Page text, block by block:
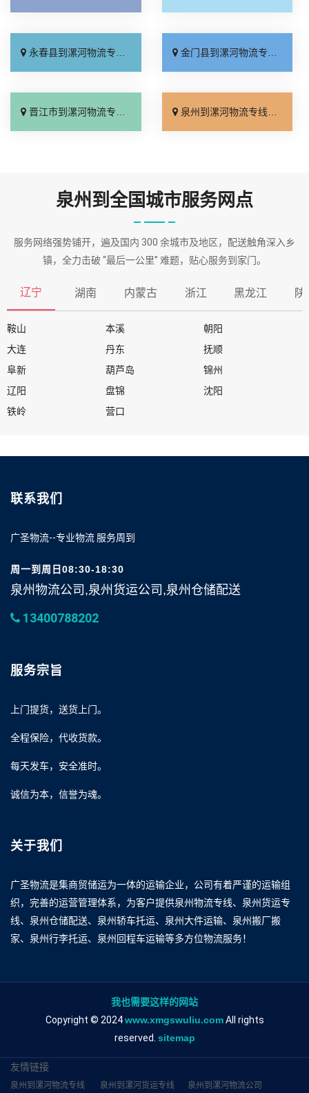
永春县到漯河物流专线_快速响应「市县派送」 金门县到漯河物流专线_保证时效「全程无虑」
晋江市到漯河物流专线_多久能到「专业调车」 泉州到漯河物流专线_专线直达「快运直达」
泉州到全国城市服务网点
服务网络强势铺开，遍及国内 300 余城市及地区，配送触角深入乡
镇，全力击破 “最后一公里” 难题，贴心服务到家门。
辽宁 湖南 内蒙古 浙江 黑龙江 陕
鞍山 本溪
朝阳
大连
丹东
抚顺
阜新
葫芦岛
锦州
辽阳
盘锦
沈阳
铁岭
营口
联系我们
广圣物流--专业物流 服务周到
周一到周日08:30-18:30
泉州物流公司,泉州货运公司,泉州仓储配送
13400788202
服务宗旨
上门提货，送货上门。
全程保险，代收货款。
每天发车，安全准时。
诚信为本，信誉为魂。
关于我们
广圣物流是集商贸储运为一体的运输企业，公司有着严谨的运输组
织，完善的运营管理体系，为客户提供泉州物流专线、泉州货运专
线、泉州仓储配送、泉州轿车托运、泉州大件运输、泉州搬厂搬
家、泉州行李托运、泉州回程车运输等多方位物流服务！
我也需要这样的网站
Copyright © 2024www.xmgswuliu.comAll rights
reserved. sitemap
友情链接
泉州到漯河物流专线 泉州到漯河货运专线 泉州到漯河物流公司